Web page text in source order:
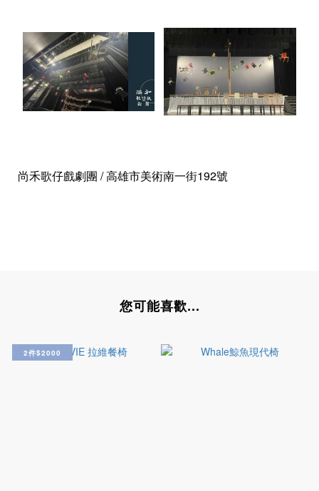
尚禾歌仔戲劇團 / 高雄市美術南一街192號
您可能喜歡...
2件$2000